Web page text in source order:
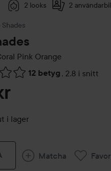
2 looks 2
Shades
Pink Orange
12 betyg , 2.8 i snitt
& kommentarer
i lager
Matcha